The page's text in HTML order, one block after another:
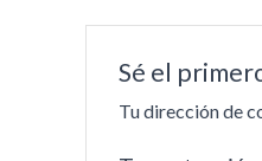
Sé el
Tu dirección de